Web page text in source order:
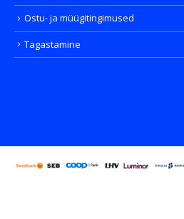
Ostu- ja müügitingimused
Tagastamine